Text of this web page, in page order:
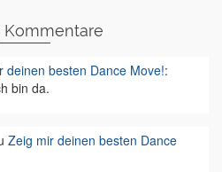
Kommentare
deinen besten Dance Move!:
bin da.
Zeig mir deinen besten Dance